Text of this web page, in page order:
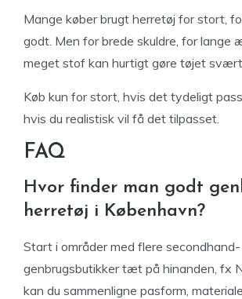
Mange køber brugt herretøj for stort,
godt. Men for brede skuldre, for lange
meget stof kan hurtigt gøre tøjet svært
Køb kun for stort, hvis det tydeligt
hvis du realistisk vil få det tilpasset.
FAQ
Hvor finder man godt
herretøj i København?
Start i områder med flere
genbrugsbutikker tæt på hinanden, fx
kan du sammenligne pasform,